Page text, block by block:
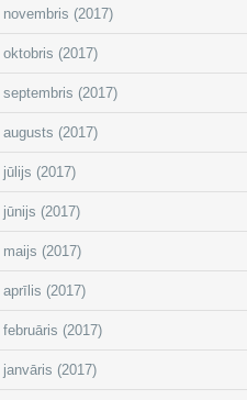
novembris (2017)
oktobris (2017)
septembris (2017)
augusts (2017)
jūlijs (2017)
jūnijs (2017)
maijs (2017)
aprīlis (2017)
februāris (2017)
janvāris (2017)